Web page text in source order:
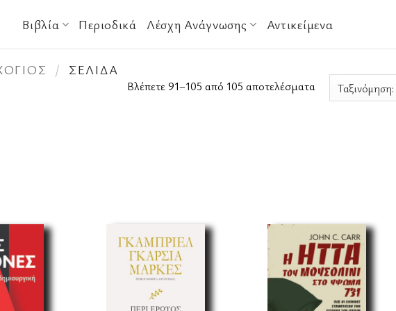
Βιβλία Περιοδικά Λέσχη Ανάγνωσης Αντικείμενα
/
ΣΕΛΊΔΑ
Βλέπετε 91–105 από 105 αποτελέσματα Sorted